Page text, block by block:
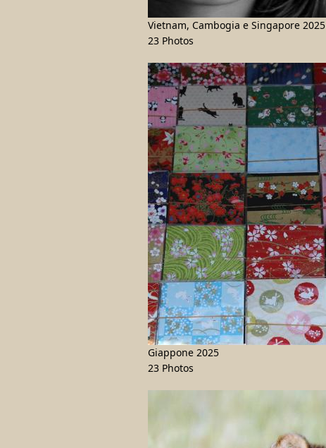
Vietnam, Cambogia e Singapore 2025
23 Photos
Giappone 2025
23 Photos